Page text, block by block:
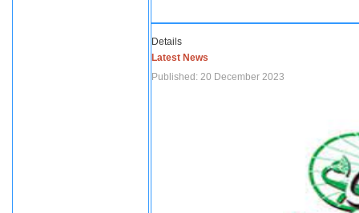
Details
Latest News
Published: 20 December 2023